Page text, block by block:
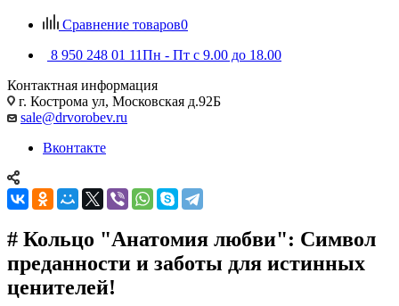
Сравнение товаров0
8 950 248 01 11Пн - Пт с 9.00 до 18.00
Контактная информация
г. Кострома ул, Московская д.92Б
sale@drvorobev.ru
Вконтакте
# Кольцо "Анатомия любви": Символ
преданности и заботы для истинных
ценителей!